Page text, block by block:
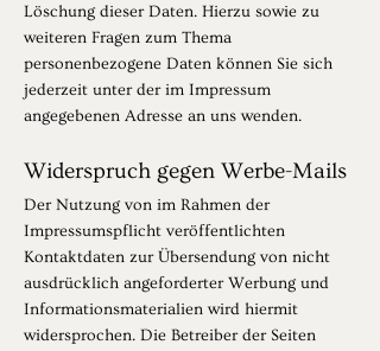
Löschung dieser Daten. Hierzu sowie zu
weiteren Fragen zum Thema
personenbezogene Daten können Sie sich
jederzeit unter der im Impressum
angegebenen Adresse an uns wenden.
Widerspruch gegen Werbe-Mails
Der Nutzung von im Rahmen der
Impressumspflicht veröffentlichten
Kontaktdaten zur Übersendung von nicht
ausdrücklich angeforderter Werbung und
Informationsmaterialien wird hiermit
widersprochen. Die Betreiber der Seiten